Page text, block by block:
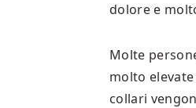
dolore e
Molte
molto
collari